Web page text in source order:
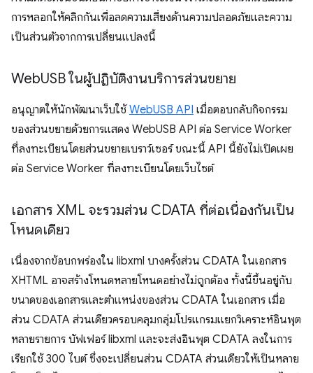
การหลอกให้คลิกกันเพื่อลดความเสี่ยงด้านความปลอดภัยและความ
เป็นส่วนตัวจากการเปลี่ยนแปลงนี้
WebUSB ในผู้ปฏิบัติงานบริการส่วนขยาย
อนุญาตให้นักพัฒนาเว็บใช้ WebUSB API เมื่อตอบกลับกิจกรรม
ของส่วนขยายด้วยการแสดง WebUSB API ต่อ Service Worker
ที่ลงทะเบียนโดยส่วนขยายเบราว์เซอร์ ขณะนี้ API นี้ยังไม่เปิดเผย
ต่อ Service Worker ที่ลงทะเบียนโดยเว็บไซต์
เอกสาร XML จะรวมส่วน CDATA ที่ต่อเนื่องกันเป็น
โหนดเดียว
เนื่องจากข้อบกพร่องใน libxml บางครั้งส่วน CDATA ในเอกสาร
XHTML อาจสร้างโหนดหลายโหนดอย่างไม่ถูกต้อง ทั้งนี้ขึ้นอยู่กับ
ขนาดของเอกสารและตำแหน่งของส่วน CDATA ในเอกสาร เมื่อ
ส่วน CDATA ส่วนเดียวครอบคลุมกลุ่มโปรแกรมแยกวิเคราะห์อินพุต
หลายรายการ บัฟเฟอร์ libxml และจะส่งอินพุต CDATA ลงในการ
เรียกใช้ 300 ไบต์ ซึ่งจะเปลี่ยนส่วน CDATA ส่วนเดียวให้เป็นหลาย